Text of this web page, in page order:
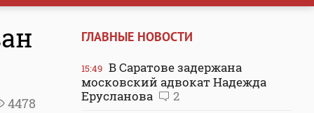
4478
ГЛАВНЫЕ НОВОСТИ
15:49 В Саратове задержана
московский адвокат Надежда
Ерусланова
2